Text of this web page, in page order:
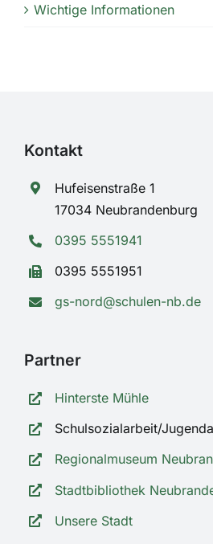
Wichtige Informationen
Kontakt
Hufeisenstraße 1
17034 Neubrandenburg
0395 5551941
0395 5551951
gs-nord@schulen-nb.de
Partner
Hinterste Mühle
Schulsozialarbeit/
Regionalmuseum
Stadtbibliothek
Unsere Stadt